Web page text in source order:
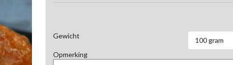
Gewicht
100 gram
Opmerking